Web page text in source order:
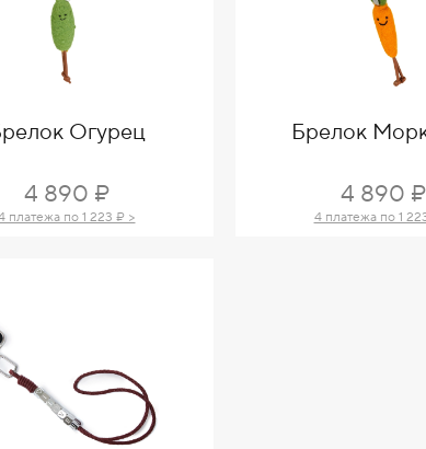
Огурец
4 890 ₽
платежа по 1 223 ₽ >
Брелок
4 890 ₽
4 платежа по 1